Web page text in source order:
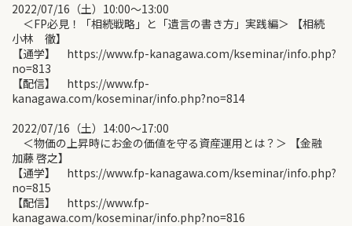
2022/07/16（土）10:00〜13:00
＜FP必見！「相続戦略」と「遺言の書き方」実践編＞ 【相続
小林 徹】
【通学】 https://www.fp-kanagawa.com/kseminar/info.php?
no=813
【配信】 https://www.fp-
kanagawa.com/koseminar/info.php?no=814
2022/07/16（土）14:00〜17:00
＜物価の上昇時にお金の価値を守る資産運用とは？＞ 【金融
加藤 啓之】
【通学】 https://www.fp-kanagawa.com/kseminar/info.php?
no=815
【配信】 https://www.fp-
kanagawa.com/koseminar/info.php?no=816